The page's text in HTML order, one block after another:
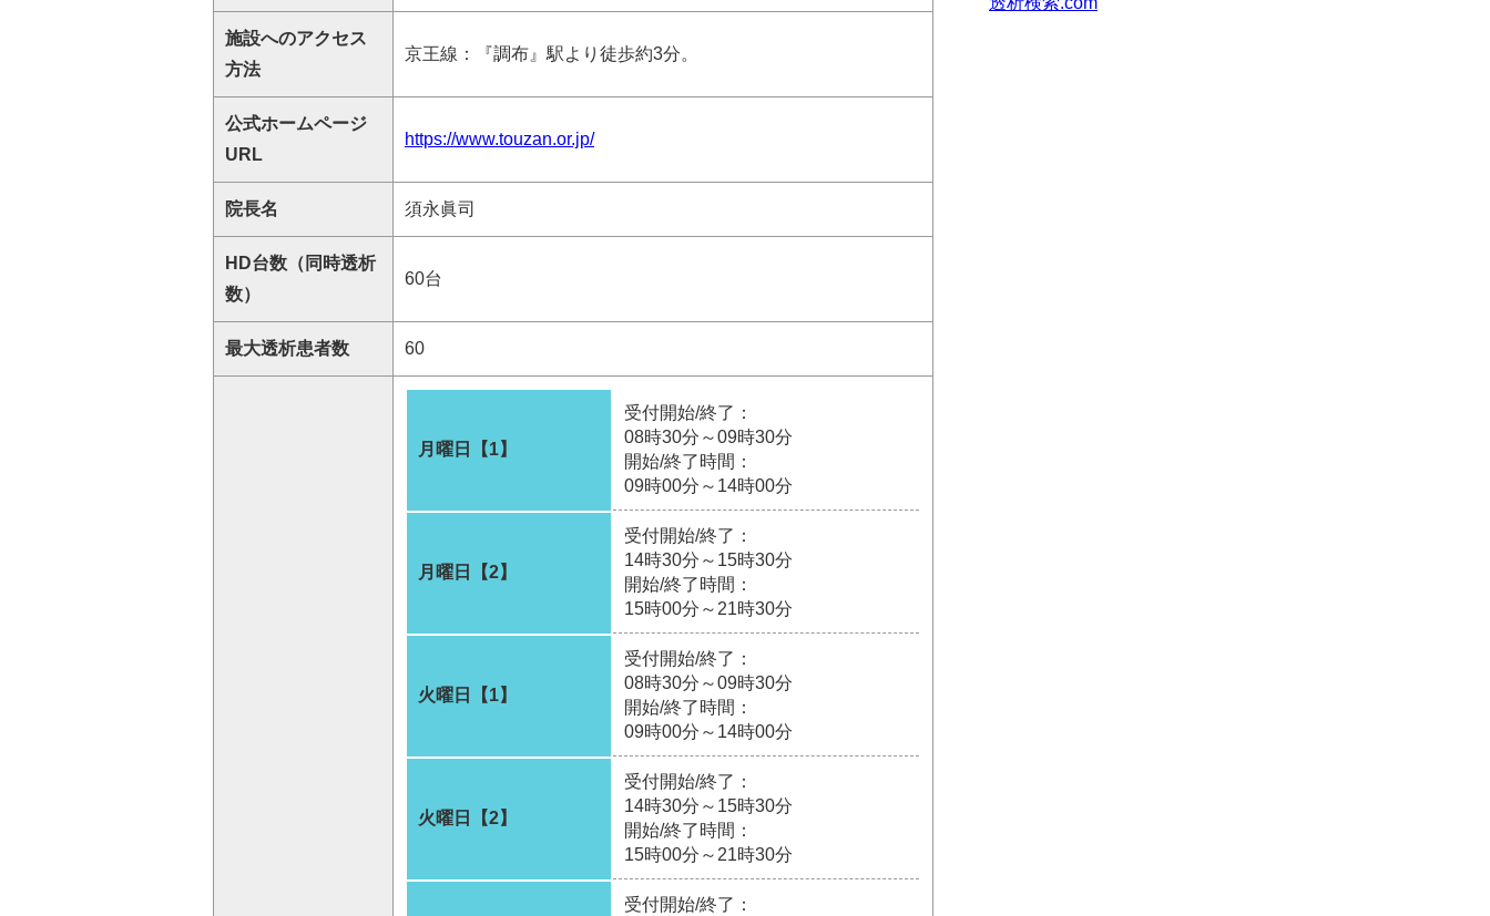
施設へのアクセス
方法
京王線：『調布』駅より徒歩約3分。
公式ホームページ
URL
https://www.touzan.or.jp/
院長名 須永眞司
HD台数（同時透析
数）
60台
最大透析患者数 60
月曜日【1】
受付開始/終了：
08時30分～09時30分
開始/終了時間：
09時00分～14時00分
月曜日【2】
受付開始/終了：
14時30分～15時30分
開始/終了時間：
15時00分～21時30分
火曜日【1】
受付開始/終了：
08時30分～09時30分
開始/終了時間：
09時00分～14時00分
火曜日【2】
受付開始/終了：
14時30分～15時30分
開始/終了時間：
15時00分～21時30分
受付開始/終了：